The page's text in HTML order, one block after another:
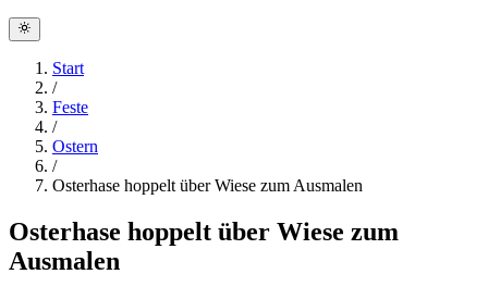
Start
/
Feste
/
Ostern
/
Osterhase hoppelt über Wiese zum Ausmalen
Osterhase hoppelt über Wiese zum
Ausmalen